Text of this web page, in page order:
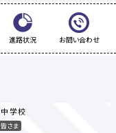
進路状況 お問い合わせ
中学校
さま